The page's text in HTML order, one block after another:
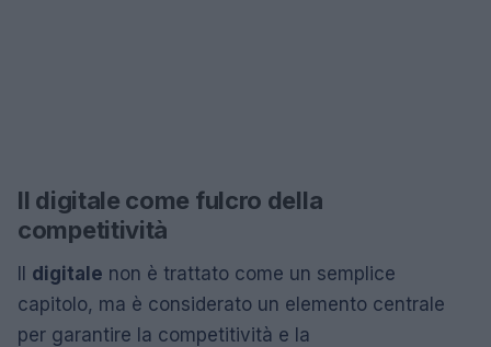
Il digitale come fulcro della
competitività
Il digitale non è trattato come un semplice
capitolo, ma è considerato un elemento centrale
per garantire la competitività e la